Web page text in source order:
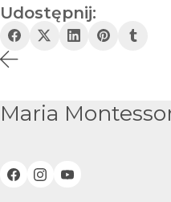
Udostępnij:
Maria